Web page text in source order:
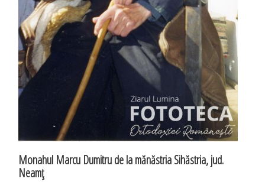
Monahul Marcu Dumitru de la mănăstria Sihăstria, jud.
Neamţ